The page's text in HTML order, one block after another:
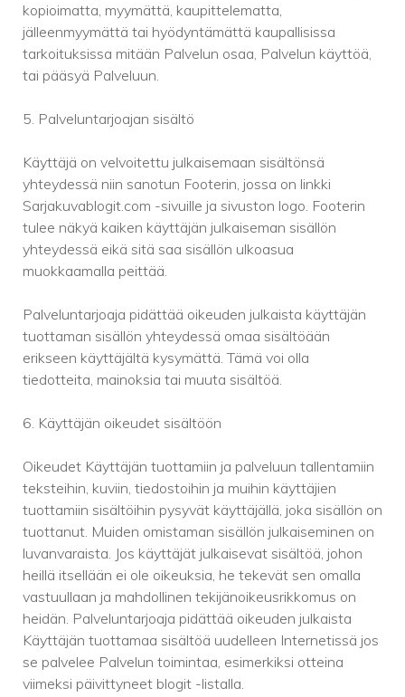
kopioimatta, myymättä, kaupittelematta,
jälleenmyymättä tai hyödyntämättä kaupallisissa
tarkoituksissa mitään Palvelun osaa, Palvelun käyttöä,
tai pääsyä Palveluun.
5. Palveluntarjoajan sisältö
Käyttäjä on velvoitettu julkaisemaan sisältönsä
yhteydessä niin sanotun Footerin, jossa on linkki
Sarjakuvablogit.com -sivuille ja sivuston logo. Footerin
tulee näkyä kaiken käyttäjän julkaiseman sisällön
yhteydessä eikä sitä saa sisällön ulkoasua
muokkaamalla peittää.
Palveluntarjoaja pidättää oikeuden julkaista käyttäjän
tuottaman sisällön yhteydessä omaa sisältöään
erikseen käyttäjältä kysymättä. Tämä voi olla
tiedotteita, mainoksia tai muuta sisältöä.
6. Käyttäjän oikeudet sisältöön
Oikeudet Käyttäjän tuottamiin ja palveluun tallentamiin
teksteihin, kuviin, tiedostoihin ja muihin käyttäjien
tuottamiin sisältöihin pysyvät käyttäjällä, joka sisällön on
tuottanut. Muiden omistaman sisällön julkaiseminen on
luvanvaraista. Jos käyttäjät julkaisevat sisältöä, johon
heillä itsellään ei ole oikeuksia, he tekevät sen omalla
vastuullaan ja mahdollinen tekijänoikeusrikkomus on
heidän. Palveluntarjoaja pidättää oikeuden julkaista
Käyttäjän tuottamaa sisältöä uudelleen Internetissä jos
se palvelee Palvelun toimintaa, esimerkiksi otteina
viimeksi päivittyneet blogit -listalla.